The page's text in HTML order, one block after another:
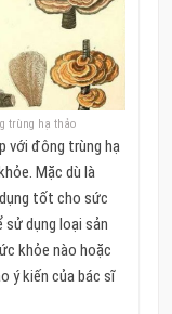
trùng hạ thảo
với đông trùng hạ
Mặc dù là
tốt cho sức
sử dụng loại sản
khỏe nào hoặc
ý kiến ​​của bác sĩ